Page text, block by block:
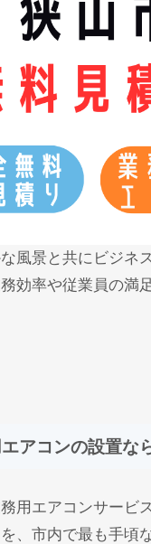
風景と共にビジネ
効率や従業員の満
アコンの設置な
用エアコンサービ
、市内で最も手頃